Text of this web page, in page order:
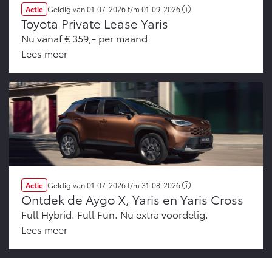
Actie Geldig van01-07-2026t/m 01-09-2026
Toyota Private Lease Yaris
Nu vanaf € 359,- per maand
Lees meer
Actie Geldig van01-07-2026t/m 31-08-2026
Ontdek de Aygo X, Yaris en Yaris Cross
Full Hybrid. Full Fun. Nu extra voordelig.
Lees meer